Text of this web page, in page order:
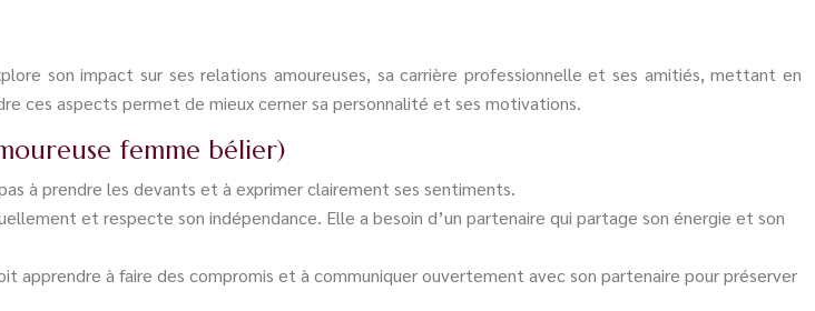
son impact sur ses relations amoureuses, sa carrière professionnelle et ses amitiés, mettant en
ces aspects permet de mieux cerner sa personnalité et ses motivations.
femme bélier)
à prendre les devants et à exprimer clairement ses sentiments.
et respecte son indépendance. Elle a besoin d’un partenaire qui partage son énergie et son
apprendre à faire des compromis et à communiquer ouvertement avec son partenaire pour préserver